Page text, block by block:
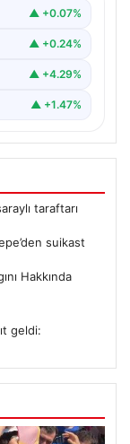
▲ +0.07%
▲ +0.24%
▲ +4.29%
▲ +1.47%
taraftarı
suikast
Hakkında
geldi: